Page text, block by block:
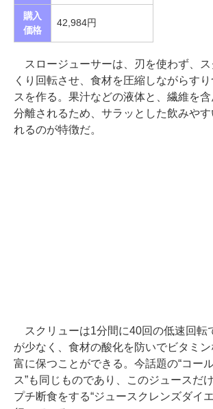
購入
価格
42,984円
スロージューサーは、刃を使わず、ス
くり回転させ、食材を圧縮しながらす
スを作る。果汁などの液体と、繊維を
分離されるため、サラッとした飲みや
れるのが特徴だ。
スクリューは1分間に40回の低速回転
が少なく、食材の酸化を防いでビタミ
富に保つことができる。今話題の“コー
ス”も同じものであり、このジュースだ
プチ断食をする“ジュースクレンズダイ